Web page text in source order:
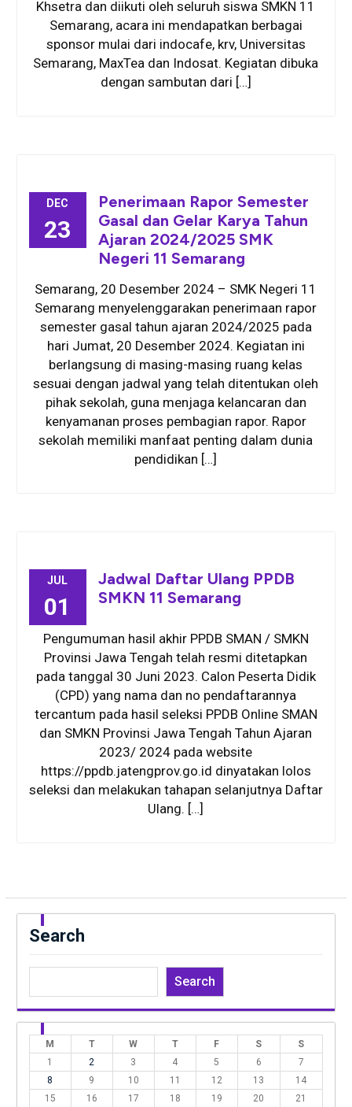
Khsetra dan diikuti oleh seluruh siswa SMKN 11
Semarang, acara ini mendapatkan berbagai
sponsor mulai dari indocafe, krv, Universitas
Semarang, MaxTea dan Indosat. Kegiatan dibuka
dengan sambutan dari […]
DEC
23
Penerimaan Rapor Semester
Gasal dan Gelar Karya Tahun
Ajaran 2024/2025 SMK
Negeri 11 Semarang
Semarang, 20 Desember 2024 – SMK Negeri 11
Semarang menyelenggarakan penerimaan rapor
semester gasal tahun ajaran 2024/2025 pada
hari Jumat, 20 Desember 2024. Kegiatan ini
berlangsung di masing-masing ruang kelas
sesuai dengan jadwal yang telah ditentukan oleh
pihak sekolah, guna menjaga kelancaran dan
kenyamanan proses pembagian rapor. Rapor
sekolah memiliki manfaat penting dalam dunia
pendidikan […]
JUL
01
Jadwal Daftar Ulang PPDB
SMKN 11 Semarang
Pengumuman hasil akhir PPDB SMAN / SMKN
Provinsi Jawa Tengah telah resmi ditetapkan
pada tanggal 30 Juni 2023. Calon Peserta Didik
(CPD) yang nama dan no pendaftarannya
tercantum pada hasil seleksi PPDB Online SMAN
dan SMKN Provinsi Jawa Tengah Tahun Ajaran
2023/ 2024 pada website
https://ppdb.jatengprov.go.id dinyatakan lolos
seleksi dan melakukan tahapan selanjutnya Daftar
Ulang. […]
Search
Search
M T W T F S
S
1
2 3 4 5 6
7
8
9 10 11 12 13
14
15
16 17 18 19 20
21